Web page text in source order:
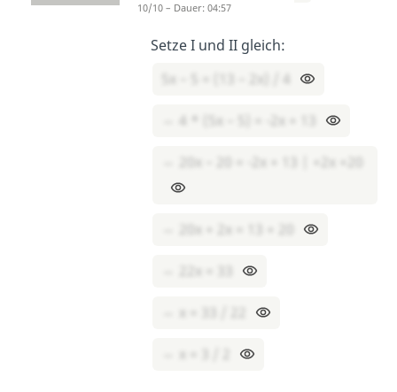
Setze I und II gleich:
5x – 5 = (13 – 2x) / 4
⇔ 4 * (5x – 5) = -2x + 13
⇔ 20x – 20 = -2x + 13 | +2x +20
⇔ 20x + 2x = 13 + 20
⇔ 22x = 33
⇔ x = 33 / 22
⇔ x = 3 / 2
10/10 – Dauer: 04:57